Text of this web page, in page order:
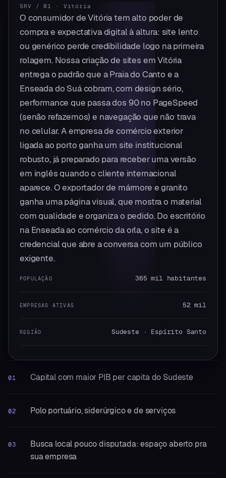
SRV / 01 · Vitória
O consumidor de Vitória tem alto poder de
compra e expectativa digital à altura: site lento
ou genérico perde credibilidade logo na primeira
rolagem. Nossa criação de sites em Vitória
entrega o padrão que a Praia do Canto e a
Enseada do Suá cobram, com design sério,
performance que passa dos 90 no PageSpeed
(senão refazemos) e navegação que não trava
no celular. A empresa de comércio exterior
ligada ao porto ganha um site institucional
robusto, já preparado para receber uma versão
em inglês quando o cliente internacional
aparece. O exportador de mármore e granito
ganha uma página visual, que mostra o material
com qualidade e organiza o pedido. Do escritório
na Enseada ao comércio da orla, o site é a
credencial que abre a conversa com um público
exigente.
POPULAÇÃO 365 mil habitantes
EMPRESAS ATIVAS 52 mil
REGIÃO Sudeste · Espírito Santo
01 Capital com maior PIB per capita do Sudeste
02 Polo portuário, siderúrgico e de serviços
03
Busca local pouco disputada: espaço aberto pra
sua empresa